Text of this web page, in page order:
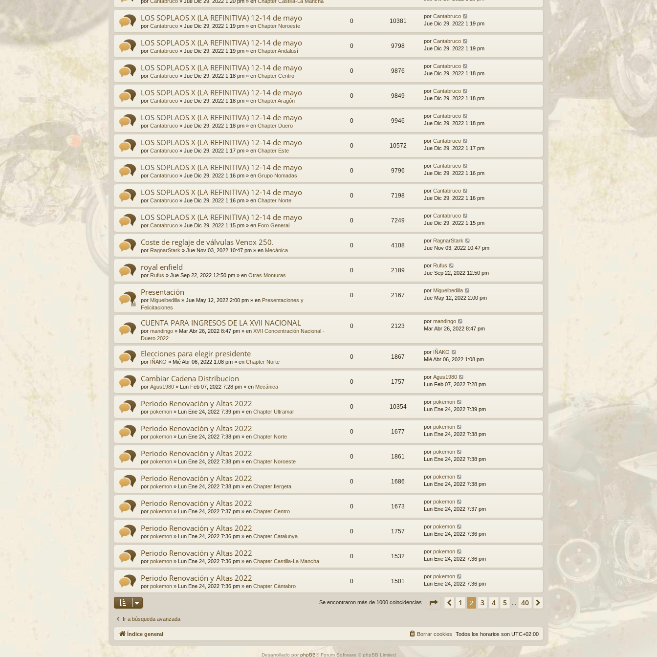
por Cantabruco » Jue Dic 29, 2022 1:20 pm » en Chapter Castilla-La Mancha
LOS SOPLAOS X (LA REFINITIVA) 12-14 de mayo
por Cantabruco » Jue Dic 29, 2022 1:19 pm » en Chapter Noroeste
0 10381
por Cantabruco
Jue Dic 29, 2022 1:19 pm
LOS SOPLAOS X (LA REFINITIVA) 12-14 de mayo
por Cantabruco » Jue Dic 29, 2022 1:19 pm » en Chapter Andalusí
0 9798
por Cantabruco
Jue Dic 29, 2022 1:19 pm
LOS SOPLAOS X (LA REFINITIVA) 12-14 de mayo
por Cantabruco » Jue Dic 29, 2022 1:18 pm » en Chapter Centro
0 9876
por Cantabruco
Jue Dic 29, 2022 1:18 pm
LOS SOPLAOS X (LA REFINITIVA) 12-14 de mayo
por Cantabruco » Jue Dic 29, 2022 1:18 pm » en Chapter Aragón
0 9849
por Cantabruco
Jue Dic 29, 2022 1:18 pm
LOS SOPLAOS X (LA REFINITIVA) 12-14 de mayo
por Cantabruco » Jue Dic 29, 2022 1:18 pm » en Chapter Duero
0 9946
por Cantabruco
Jue Dic 29, 2022 1:18 pm
LOS SOPLAOS X (LA REFINITIVA) 12-14 de mayo
por Cantabruco » Jue Dic 29, 2022 1:17 pm » en Chapter Este
0 10572
por Cantabruco
Jue Dic 29, 2022 1:17 pm
LOS SOPLAOS X (LA REFINITIVA) 12-14 de mayo
por Cantabruco » Jue Dic 29, 2022 1:16 pm » en Grupo Nomadas
0 9796
por Cantabruco
Jue Dic 29, 2022 1:16 pm
LOS SOPLAOS X (LA REFINITIVA) 12-14 de mayo
por Cantabruco » Jue Dic 29, 2022 1:16 pm » en Chapter Norte
0 7198
por Cantabruco
Jue Dic 29, 2022 1:16 pm
LOS SOPLAOS X (LA REFINITIVA) 12-14 de mayo
por Cantabruco » Jue Dic 29, 2022 1:15 pm » en Foro General
0 7249
por Cantabruco
Jue Dic 29, 2022 1:15 pm
Coste de reglaje de válvulas Venox 250.
por RagnarStark » Jue Nov 03, 2022 10:47 pm » en Mecánica
0 4108
por RagnarStark
Jue Nov 03, 2022 10:47 pm
royal enfield
por Rufus » Jue Sep 22, 2022 12:50 pm » en Otras Monturas
0 2189
por Rufus
Jue Sep 22, 2022 12:50 pm
Presentación
por Miguelbedilla » Jue May 12, 2022 2:00 pm » en Presentaciones y
Felicitaciones
0 2167
por Miguelbedilla
Jue May 12, 2022 2:00 pm
CUENTA PARA INGRESOS DE LA XVII NACIONAL
por mandingo » Mar Abr 26, 2022 8:47 pm » en XVII Concentración Nacional -
Duero 2022
0 2123
por mandingo
Mar Abr 26, 2022 8:47 pm
Elecciones para elegir presidente
por IÑAKO » Mié Abr 06, 2022 1:08 pm » en Chapter Norte
0 1867
por IÑAKO
Mié Abr 06, 2022 1:08 pm
Cambiar Cadena Distribucion
por Agus1980 » Lun Feb 07, 2022 7:28 pm » en Mecánica
0 1757
por Agus1980
Lun Feb 07, 2022 7:28 pm
Periodo Renovación y Altas 2022
por pokemon » Lun Ene 24, 2022 7:39 pm » en Chapter Ultramar
0 10354
por pokemon
Lun Ene 24, 2022 7:39 pm
Periodo Renovación y Altas 2022
por pokemon » Lun Ene 24, 2022 7:38 pm » en Chapter Norte
0 1677
por pokemon
Lun Ene 24, 2022 7:38 pm
Periodo Renovación y Altas 2022
por pokemon » Lun Ene 24, 2022 7:38 pm » en Chapter Noroeste
0 1861
por pokemon
Lun Ene 24, 2022 7:38 pm
Periodo Renovación y Altas 2022
por pokemon » Lun Ene 24, 2022 7:38 pm » en Chapter Ilergeta
0 1686
por pokemon
Lun Ene 24, 2022 7:38 pm
Periodo Renovación y Altas 2022
por pokemon » Lun Ene 24, 2022 7:37 pm » en Chapter Centro
0 1673
por pokemon
Lun Ene 24, 2022 7:37 pm
Periodo Renovación y Altas 2022
por pokemon » Lun Ene 24, 2022 7:36 pm » en Chapter Catalunya
0 1757
por pokemon
Lun Ene 24, 2022 7:36 pm
Periodo Renovación y Altas 2022
por pokemon » Lun Ene 24, 2022 7:36 pm » en Chapter Castilla-La Mancha
0 1532
por pokemon
Lun Ene 24, 2022 7:36 pm
Periodo Renovación y Altas 2022
por pokemon » Lun Ene 24, 2022 7:36 pm » en Chapter Cántabro
0 1501
por pokemon
Lun Ene 24, 2022 7:36 pm
Se encontraron más de 1000 coincidencias Página de 40
Anterior
1 2 3 4 5 … 40
Ir a búsqueda avanzada
Índice general Todos los horarios son UTC+02:00
Borrar cookies
Desarrollado por phpBB® Forum Software © phpBB Limited